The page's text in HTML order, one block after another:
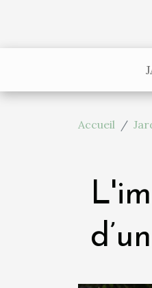
Accueil